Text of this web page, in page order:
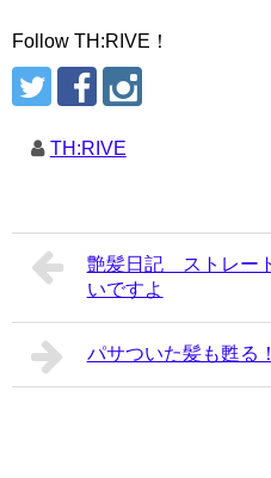
Follow TH:RIVE！
TH:RIVE
艶髪日記 ストレー
いですよ
パサついた髪も甦る